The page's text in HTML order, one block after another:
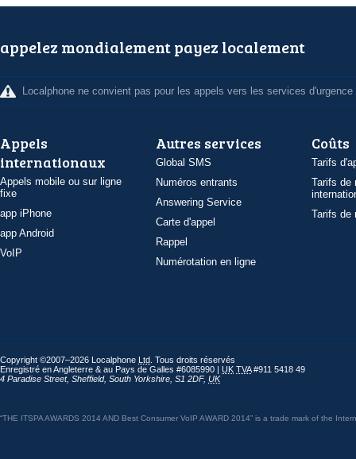
appelez mondialement payez localement
Localphone ne convient pas pour les appels vers les services d'urgence
Appels
internationaux
Appels mobile ou sur ligne
fixe
app iPhone
app Android
VoIP
Autres services
Global SMS
Numéros entrants
Answering Service
Carte d'appel
Rappel
Numérotation en ligne
Coûts
Tarifs
Tarifs de
Tarifs de
Copyright ©2007–2026 Localphone Ltd . Tous droits réservés
Enregistré en Angleterre & au Pays de Galles #6085990 | UK TVA#911 5418 49
4 Paradise Street, Sheffield, South Yorkshire S1 2DF, UK
“THE ITSPA AWARDS 2014 AND Best Consumer VoIP AWARD 2014” is a trade mark of the